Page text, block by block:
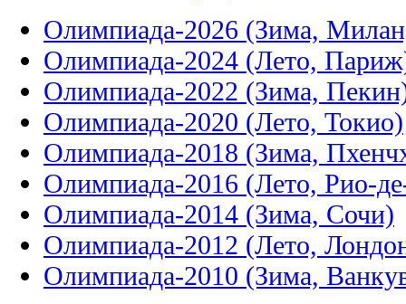
Олимпиада-2026 (Зима,
Олимпиада-2024 (Лето,
Олимпиада-2022 (Зима,
Олимпиада-2020 (Лето, Токио)
Олимпиада-2018 (Зима,
Олимпиада-2016 (Лето, Рио-
Олимпиада-2014 (Зима, Сочи)
Олимпиада-2012 (Лето,
Олимпиада-2010 (Зима,